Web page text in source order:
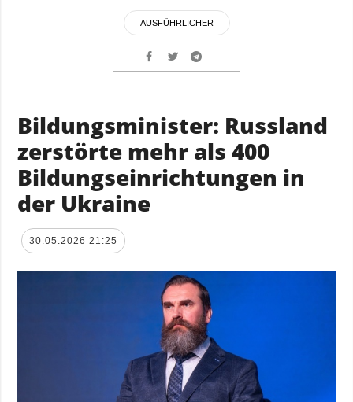
AUSFÜHRLICHER
Bildungsminister: Russland
zerstörte mehr als 400
Bildungseinrichtungen in
der Ukraine
30.05.2026 21:25